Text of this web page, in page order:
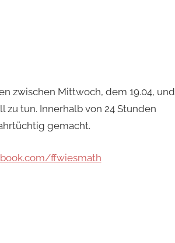
zwischen Mittwoch, dem 19.04, und
zu tun. Innerhalb von 24 Stunden
gemacht.
ffwiesmath